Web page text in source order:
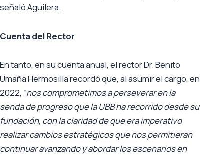
señaló Aguilera.
Cuenta del Rector
En tanto, en su cuenta anual, el rector Dr. Benito
Umaña Hermosilla recordó que, al asumir el cargo, en
2022, “nos comprometimos a perseverar en la
senda de progreso que la UBB ha recorrido desde su
fundación, con la claridad de que era imperativo
realizar cambios estratégicos que nos permitieran
continuar avanzando y abordar los escenarios en